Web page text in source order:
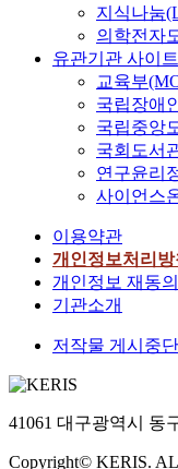
지식나눔
의학전자
유관기관 사이트
교육부
국립장애
국립중앙
국회도서
연구윤리
사이언스
이용약관
개인정보처리방
개인정보 재동의
기관소개
저작물 게시중
41061 대구광역시 동
Copyright© KERIS.